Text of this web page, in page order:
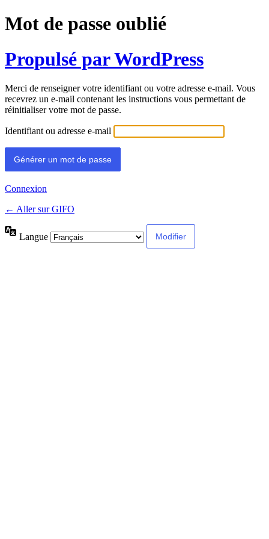
Mot de passe oublié
Propulsé par WordPress
Merci de renseigner votre identifiant ou votre adresse e-mail. Vous
recevrez un e-mail contenant les instructions vous permettant de
réinitialiser votre mot de passe.
Identifiant ou adresse e-mail
Connexion
← Aller sur GIFO
Langue